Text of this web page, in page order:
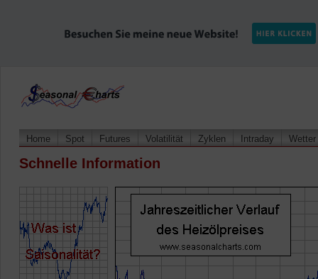
Home Spot Futures Volatilität Zyklen Intraday Wetter
Schnelle Information